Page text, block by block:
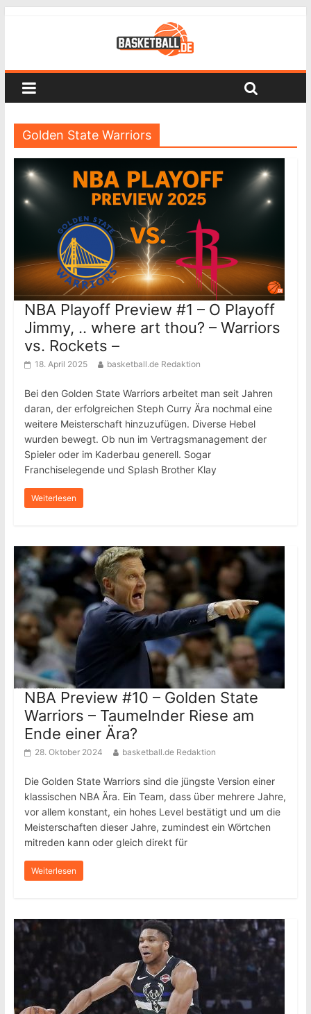
Golden State Warriors
NBA Playoff Preview #1 – O Playoff
Jimmy, .. where art thou? – Warriors
vs. Rockets –
18. April 2025 basketball.de Redaktion
Bei den Golden State Warriors arbeitet man seit Jahren
daran, der erfolgreichen Steph Curry Ära nochmal eine
weitere Meisterschaft hinzuzufügen. Diverse Hebel
wurden bewegt. Ob nun im Vertragsmanagement der
Spieler oder im Kaderbau generell. Sogar
Franchiselegende und Splash Brother Klay
Weiterlesen
NBA Preview #10 – Golden State
Warriors – Taumelnder Riese am
Ende einer Ära?
28. Oktober 2024 basketball.de Redaktion
Die Golden State Warriors sind die jüngste Version einer
klassischen NBA Ära. Ein Team, dass über mehrere Jahre,
vor allem konstant, ein hohes Level bestätigt und um die
Meisterschaften dieser Jahre, zumindest ein Wörtchen
mitreden kann oder gleich direkt für
Weiterlesen